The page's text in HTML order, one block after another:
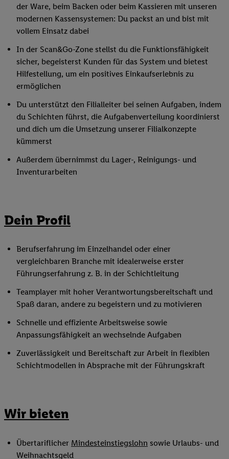
der Ware, beim Backen oder beim Kassieren mit unseren
modernen Kassensystemen: Du packst an und bist mit
vollem Einsatz dabei
In der Scan&Go-Zone stellst du die Funktionsfähigkeit
sicher, begeisterst Kunden für das System und bietest
Hilfestellung, um ein positives Einkaufserlebnis zu
ermöglichen
Du unterstützt den Filialleiter bei seinen Aufgaben, indem
du Schichten führst, die Aufgabenverteilung koordinierst
und dich um die Umsetzung unserer Filialkonzepte
kümmerst
Außerdem übernimmst du Lager-, Reinigungs- und
Inventurarbeiten
Dein Profil
Berufserfahrung im Einzelhandel oder einer
vergleichbaren Branche mit idealerweise erster
Führungserfahrung z. B. in der Schichtleitung
Teamplayer mit hoher Verantwortungsbereitschaft und
Spaß daran, andere zu begeistern und zu motivieren
Schnelle und effiziente Arbeitsweise sowie
Anpassungsfähigkeit an wechselnde Aufgaben
Zuverlässigkeit und Bereitschaft zur Arbeit in flexiblen
Schichtmodellen in Absprache mit der Führungskraft
Wir bieten
Übertariflicher Mindesteinstiegslohn sowie Urlaubs- und
Weihnachtsgeld